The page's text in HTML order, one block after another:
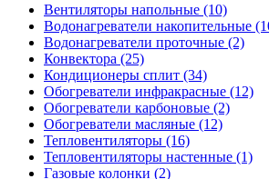
Вентиляторы напольные (10)
Водонагреватели накопительные
Водонагреватели проточные (2)
Конвектора (25)
Кондиционеры сплит (34)
Обогреватели инфракрасные (12)
Обогреватели карбоновые (2)
Обогреватели масляные (12)
Тепловентиляторы (16)
Тепловентиляторы настенные (1)
Газовые колонки (2)